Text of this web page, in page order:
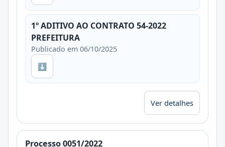
1º ADITIVO AO CONTRATO 54-2022
PREFEITURA
Publicado em 06/10/2025
⬇
Ver detalhes
Processo 0051/2022